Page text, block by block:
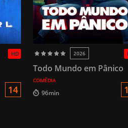
HD
14
2026
Todo Mundo em Pânico
COMÉDIA
96min